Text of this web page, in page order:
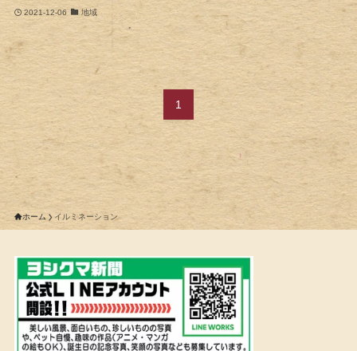
2021-12-06 地域
1
ホーム イルミネーション